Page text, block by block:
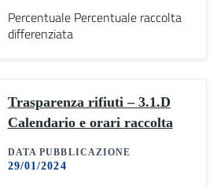
Percentuale Percentuale raccolta
differenziata
Trasparenza rifiuti – 3.1.D
Calendario e orari raccolta
DATA PUBBLICAZIONE
29/01/2024